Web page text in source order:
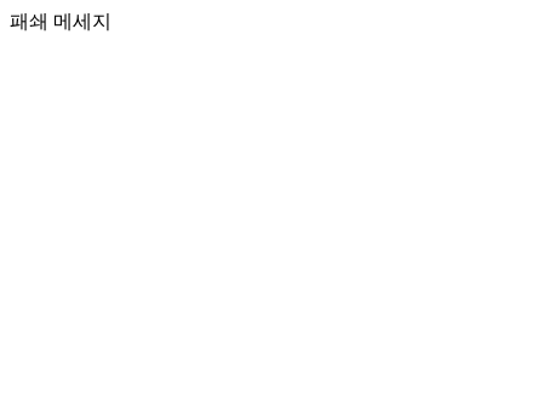
패쇄 메세지